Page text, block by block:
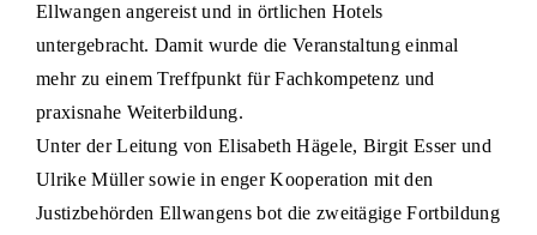
Ellwangen angereist und in örtlichen Hotels
untergebracht. Damit wurde die Veranstaltung einmal
mehr zu einem Treffpunkt für Fachkompetenz und
praxisnahe Weiterbildung.
Unter der Leitung von Elisabeth Hägele, Birgit Esser und
Ulrike Müller sowie in enger Kooperation mit den
Justizbehörden Ellwangens bot die zweitägige Fortbildung